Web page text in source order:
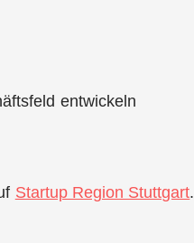
entwickeln
Startup Region Stuttgart.